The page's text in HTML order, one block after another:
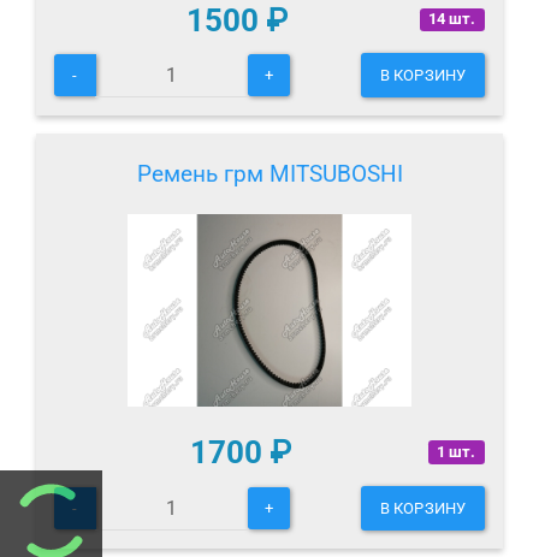
14 шт.
1500 ₽
- + В КОРЗИНУ
Ремень грм MITSUBOSHI
1 шт.
1700 ₽
- + В КОРЗИНУ